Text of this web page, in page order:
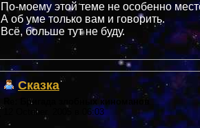
По-моему этой теме не особенно
А об уме только вам и говорить.
Всё, больше тут не буду.
Сказка
Re: Бригада злобных киноманов
12 October, 2005 в 06:03